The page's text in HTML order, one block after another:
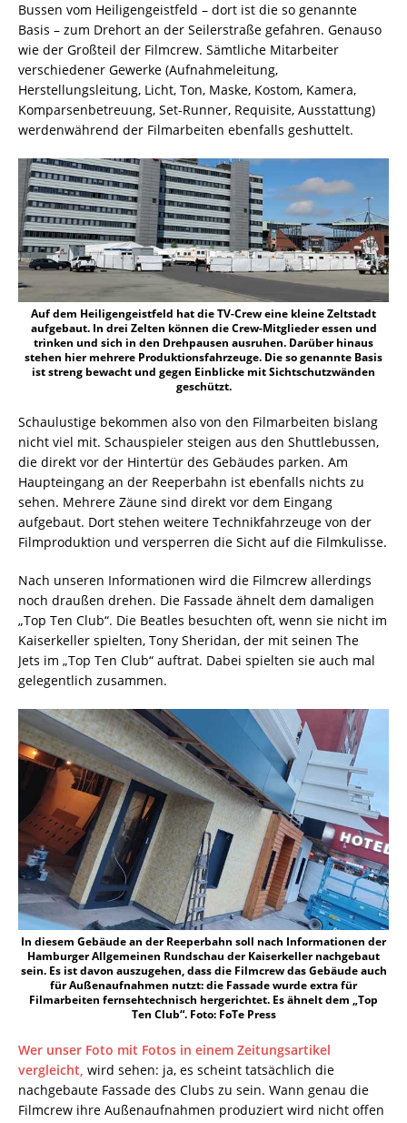
Bussen vom Heiligengeistfeld – dort ist die so genannte
Basis – zum Drehort an der Seilerstraße gefahren. Genauso
wie der Großteil der Filmcrew. Sämtliche Mitarbeiter
verschiedener Gewerke (Aufnahmeleitung,
Herstellungsleitung, Licht, Ton, Maske, Kostom, Kamera,
Komparsenbetreuung, Set-Runner, Requisite, Ausstattung)
werdenwährend der Filmarbeiten ebenfalls geshuttelt.
Auf dem Heiligengeistfeld hat die TV-Crew eine kleine Zeltstadt
aufgebaut. In drei Zelten können die Crew-Mitglieder essen und
trinken und sich in den Drehpausen ausruhen. Darüber hinaus
stehen hier mehrere Produktionsfahrzeuge. Die so genannte Basis
ist streng bewacht und gegen Einblicke mit Sichtschutzwänden
geschützt.
Schaulustige bekommen also von den Filmarbeiten bislang
nicht viel mit. Schauspieler steigen aus den Shuttlebussen,
die direkt vor der Hintertür des Gebäudes parken. Am
Haupteingang an der Reeperbahn ist ebenfalls nichts zu
sehen. Mehrere Zäune sind direkt vor dem Eingang
aufgebaut. Dort stehen weitere Technikfahrzeuge von der
Filmproduktion und versperren die Sicht auf die Filmkulisse.
Nach unseren Informationen wird die Filmcrew allerdings
noch draußen drehen. Die Fassade ähnelt dem damaligen
„Top Ten Club“. Die Beatles besuchten oft, wenn sie nicht im
Kaiserkeller spielten, Tony Sheridan, der mit seinen The
Jets im „Top Ten Club“ auftrat. Dabei spielten sie auch mal
gelegentlich zusammen.
In diesem Gebäude an der Reeperbahn soll nach Informationen der
Hamburger Allgemeinen Rundschau der Kaiserkeller nachgebaut
sein. Es ist davon auszugehen, dass die Filmcrew das Gebäude auch
für Außenaufnahmen nutzt: die Fassade wurde extra für
Filmarbeiten fernsehtechnisch hergerichtet. Es ähnelt dem „Top
Ten Club“. Foto: FoTe Press
Wer unser Foto mit Fotos in einem Zeitungsartikel
vergleicht, wird sehen: ja, es scheint tatsächlich die
nachgebaute Fassade des Clubs zu sein. Wann genau die
Filmcrew ihre Außenaufnahmen produziert wird nicht offen